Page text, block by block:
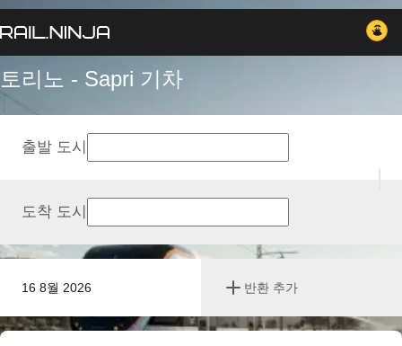
토리노 - Sapri 기차
16 8월 2026 반환 추가
출발 도시
도착 도시